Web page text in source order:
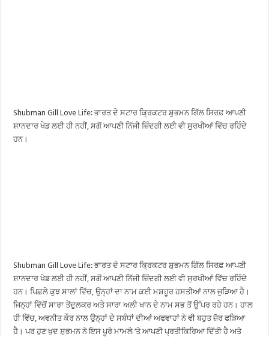
Shubman Gill Love Life: ਭਾਰਤ ਦੇ ਸਟਾਰ ਕ੍ਰਿਕਟਰ ਸ਼ੁਭਮਨ ਗਿੱਲ ਸਿਰਫ਼ ਆਪਣੀ
ਸ਼ਾਨਦਾਰ ਖੇਡ ਲਈ ਹੀ ਨਹੀਂ, ਸਗੋਂ ਆਪਣੀ ਨਿੱਜੀ ਜ਼ਿੰਦਗੀ ਲਈ ਵੀ ਸੁਰਖੀਆਂ ਵਿੱਚ ਰਹਿੰਦੇ
ਹਨ।
Shubman Gill Love Life: ਭਾਰਤ ਦੇ ਸਟਾਰ ਕ੍ਰਿਕਟਰ ਸ਼ੁਭਮਨ ਗਿੱਲ ਸਿਰਫ਼ ਆਪਣੀ
ਸ਼ਾਨਦਾਰ ਖੇਡ ਲਈ ਹੀ ਨਹੀਂ, ਸਗੋਂ ਆਪਣੀ ਨਿੱਜੀ ਜ਼ਿੰਦਗੀ ਲਈ ਵੀ ਸੁਰਖੀਆਂ ਵਿੱਚ ਰਹਿੰਦੇ
ਹਨ। ਪਿਛਲੇ ਕੁਝ ਸਾਲਾਂ ਵਿੱਚ, ਉਨ੍ਹਾਂ ਦਾ ਨਾਮ ਕਈ ਮਸ਼ਹੂਰ ਹਸਤੀਆਂ ਨਾਲ ਜੁੜਿਆ ਹੈ।
ਜਿਨ੍ਹਾਂ ਵਿੱਚੋਂ ਸਾਰਾ ਤੇਂਦੁਲਕਰ ਅਤੇ ਸਾਰਾ ਅਲੀ ਖਾਨ ਦੇ ਨਾਮ ਸਭ ਤੋਂ ਉੱਪਰ ਰਹੇ ਹਨ। ਹਾਲ
ਹੀ ਵਿੱਚ, ਅਵਨੀਤ ਕੌਰ ਨਾਲ ਉਨ੍ਹਾਂ ਦੇ ਸਬੰਧਾਂ ਦੀਆਂ ਅਫਵਾਹਾਂ ਨੇ ਵੀ ਬਹੁਤ ਜ਼ੋਰ ਫੜਿਆ
ਹੈ। ਪਰ ਹੁਣ ਖੁਦ ਸ਼ੁਭਮਨ ਨੇ ਇਸ ਪੂਰੇ ਮਾਮਲੇ ‘ਤੇ ਆਪਣੀ ਪ੍ਰਤੀਕਿਰਿਆ ਦਿੱਤੀ ਹੈ ਅਤੇ